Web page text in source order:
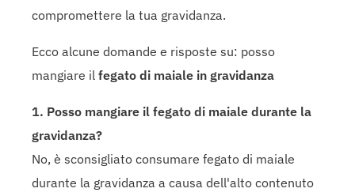
compromettere la tua gravidanza.
Ecco alcune domande e risposte su: posso
mangiare il fegato di maiale in gravidanza
1. Posso mangiare il fegato di maiale durante la
gravidanza?
No, è sconsigliato consumare fegato di maiale
durante la gravidanza a causa dell'alto contenuto